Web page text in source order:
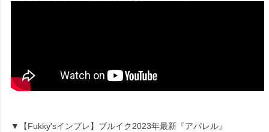
▼【Fukky'sインプレ】ブルイク2023年最新『アパレル』